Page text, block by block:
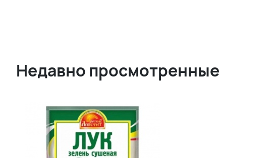
Недавно просмотренные